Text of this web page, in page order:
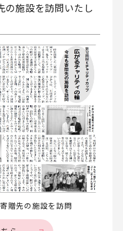
の施設を訪問いたし
贈先の施設を訪問